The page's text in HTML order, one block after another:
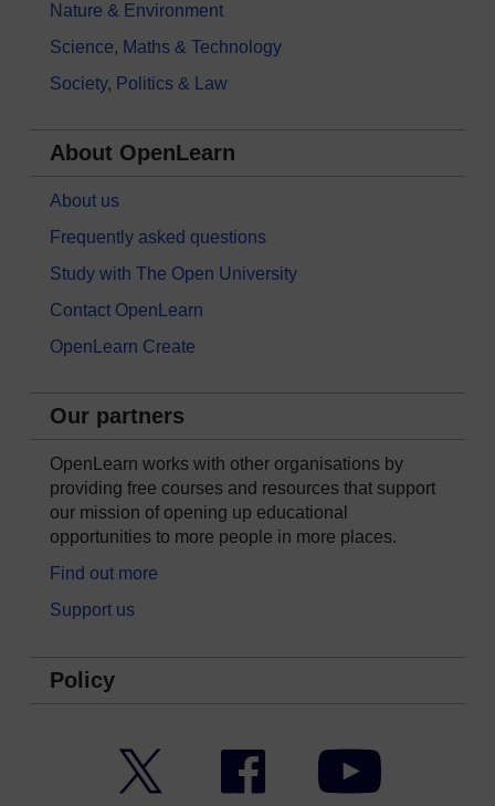
Nature & Environment
Science, Maths & Technology
Society, Politics & Law
About OpenLearn
About us
Frequently asked questions
Study with The Open University
Contact OpenLearn
OpenLearn Create
Our partners
OpenLearn works with other organisations by
providing free courses and resources that support
our mission of opening up educational
opportunities to more people in more places.
Find out more
Support us
Policy
Facebook YouTube